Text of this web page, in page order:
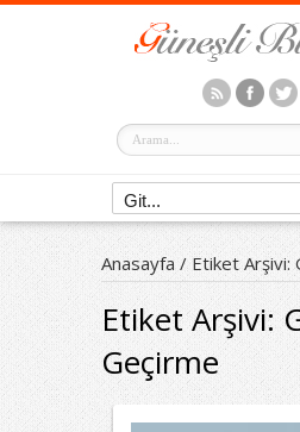
Anasayfa / Etiket Arşivi:
Etiket Arşivi:
Geçirme